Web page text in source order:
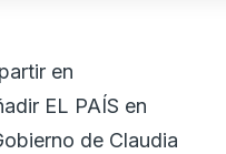
en
EL PAÍS en
de Claudia